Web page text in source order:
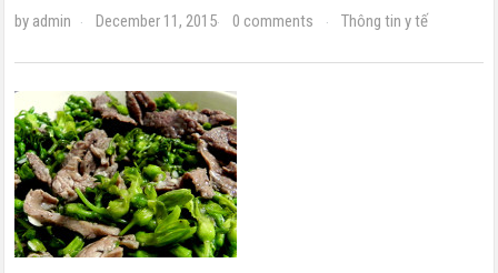
by admin · December 11, 2015· 0 comments · Thông tin y tế